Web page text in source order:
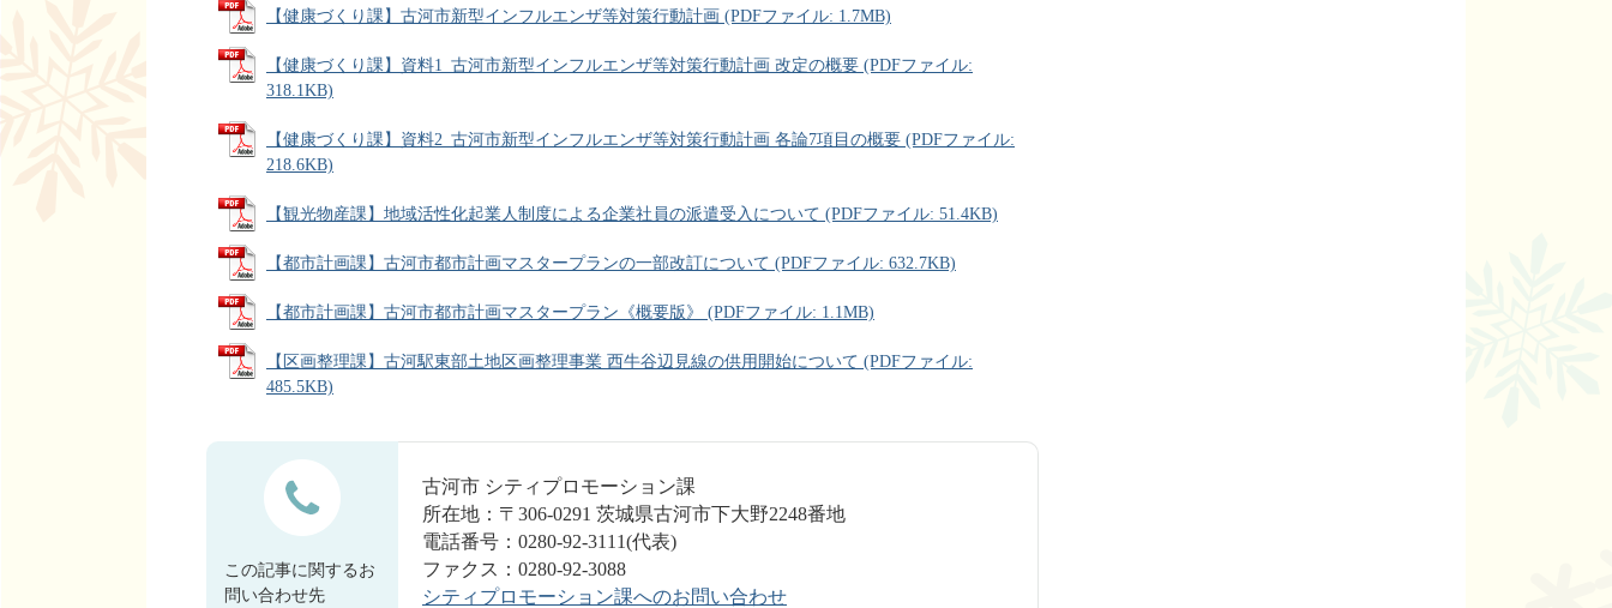
【健康づくり課】古河市新型インフルエンザ等対策行動計画 (PDFファイル: 1.7MB)
【健康づくり課】資料1_古河市新型インフルエンザ等対策行動計画 改定の概要 (PDFファイル:
318.1KB)
【健康づくり課】資料2_古河市新型インフルエンザ等対策行動計画 各論7項目の概要 (PDFファイル:
218.6KB)
【観光物産課】地域活性化起業人制度による企業社員の派遣受入について (PDFファイル: 51.4KB)
【都市計画課】古河市都市計画マスタープランの一部改訂について (PDFファイル: 632.7KB)
【都市計画課】古河市都市計画マスタープラン《概要版》 (PDFファイル: 1.1MB)
【区画整理課】古河駅東部土地区画整理事業 西牛谷辺見線の供用開始について (PDFファイル:
485.5KB)
この記事に関するお
問い合わせ先
古河市 シティプロモーション課
所在地：〒306-0291 茨城県古河市下大野2248番地
電話番号：0280-92-3111(代表)
ファクス：0280-92-3088
シティプロモーション課へのお問い合わせ